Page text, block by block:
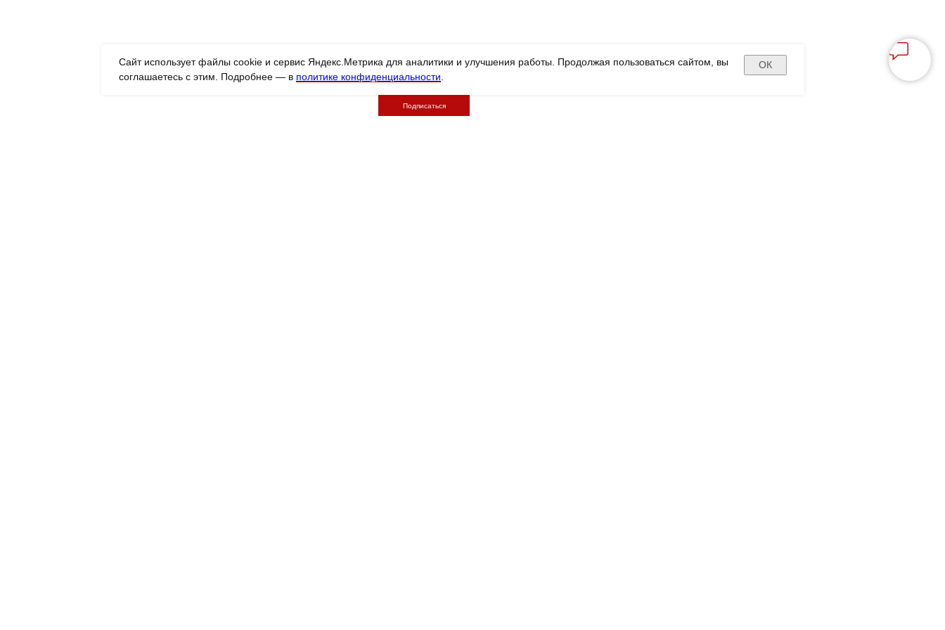
Сайт использует файлы cookie и сервис Яндекс.Метрика для аналитики и улучшения работы. Продолжая пользоваться сайтом, вы
соглашаетесь с этим. Подробнее — в политике конфиденциальности
ОК
Ваш
Подписаться